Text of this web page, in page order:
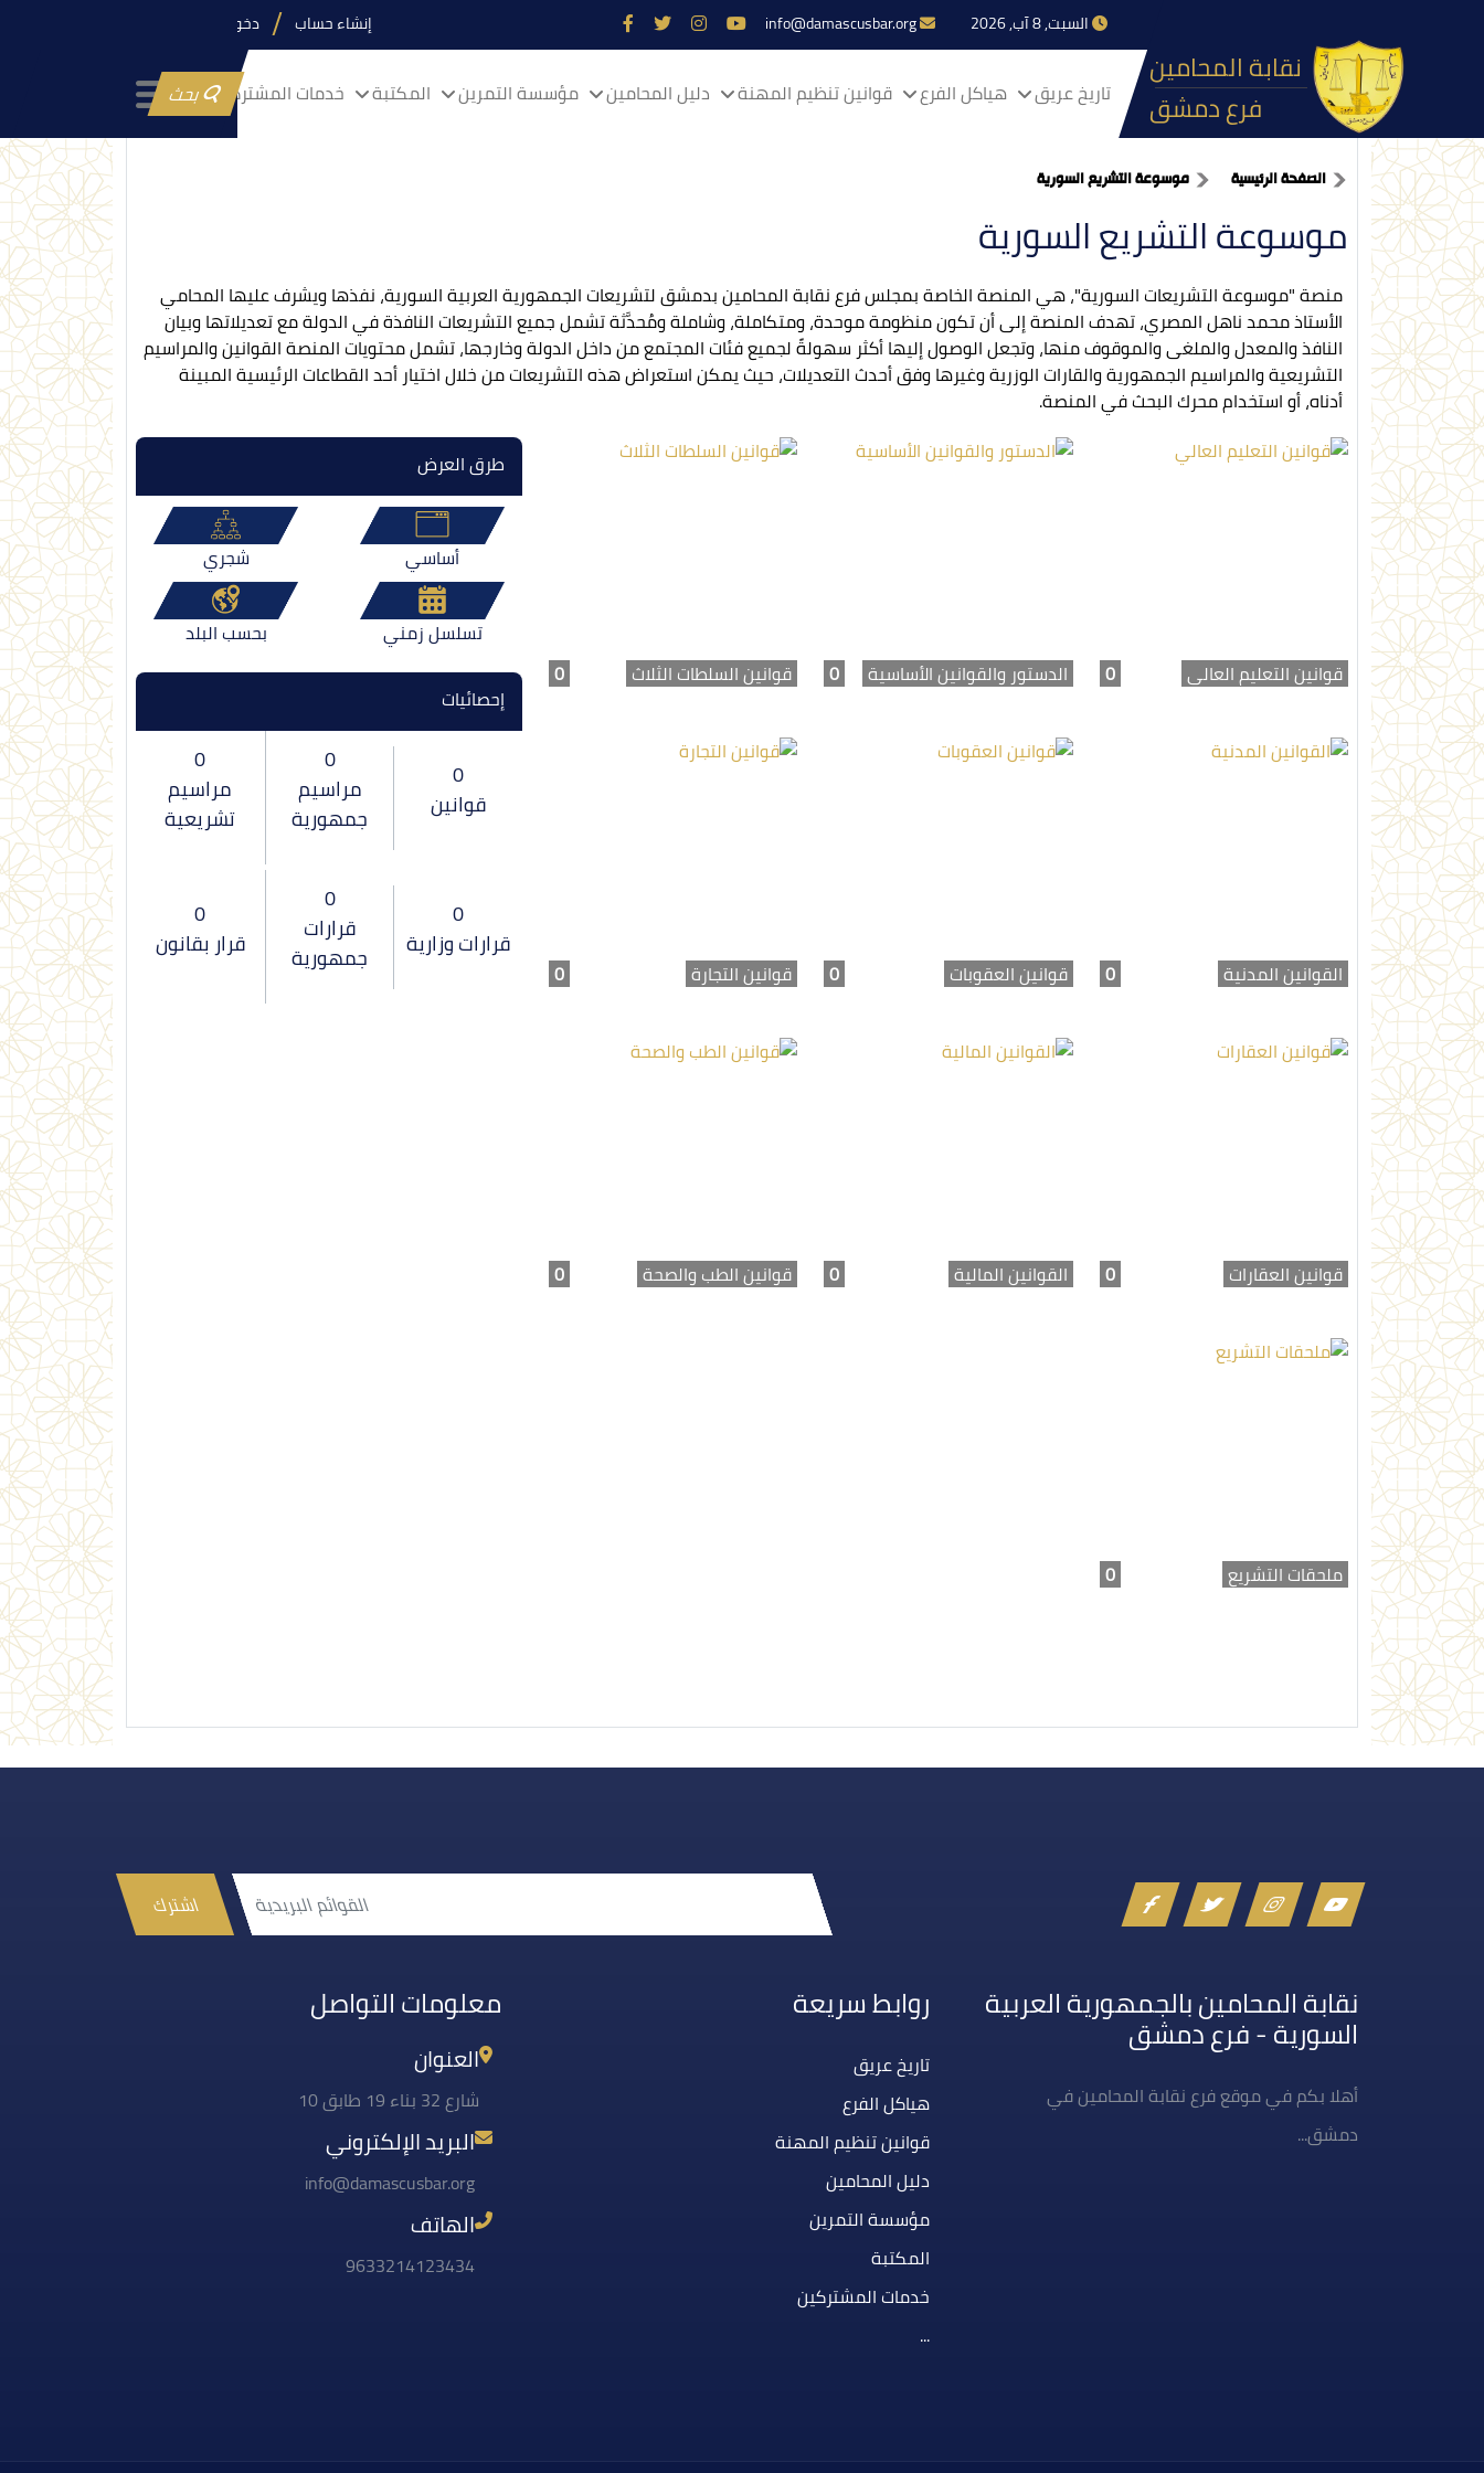
دخول إنشاء حساب info@damascusbar.org السبت, 8 آب, 2026
تاريخ عريق هياكل الفرع قوانين تنظيم المهنة دليل المحامين مؤسسة التمرين المكتبة خدمات المشتركينبحث
نقابة المحامين
فرع دمشق
الصفحة الرئيسية موسوعة التشريع السورية
موسوعة التشريع السورية
منصة "موسوعة التشريعات السورية"، هي المنصة الخاصة بمجلس فرع نقابة المحامين بدمشق لتشريعات الجمهورية العربية السورية، نفذها ويشرف عليها المحامي
الأستاذ محمد ناهل المصري، تهدف المنصة إلى أن تكون منظومة موحدة، ومتكاملة، وشاملة ومُحدَّثة تشمل جميع التشريعات النافذة في الدولة مع تعديلاتها وبيان
النافذ والمعدل والملغى والموقوف منها، وتجعل الوصول إليها أكثر سهولةً لجميع فئات المجتمع من داخل الدولة وخارجها، تشمل محتويات المنصة القوانين والمراسيم
التشريعية والمراسيم الجمهورية والقارات الوزرية وغيرها وفق أحدث التعديلات، حيث يمكن استعراض هذه التشريعات من خلال اختيار أحد القطاعات الرئيسية المبينة
أدناه، أو استخدام محرك البحث في المنصة.
قوانين التعليم العالي 0 الدستور والقوانين الأساسية 0 قوانين السلطات الثلاث 0
القوانين المدنية 0 قوانين العقوبات 0 قوانين التجارة 0
قوانين العقارات 0 القوانين المالية 0 قوانين الطب والصحة 0
ملحقات التشريع 0
طرق العرض
أساسي شجري
تسلسل زمني
بحسب البلد
إحصائيات
0
قوانين
0
مراسيم
جمهورية
0
مراسيم
تشريعية
0
قرارات وزارية
0
قرارات
جمهورية
0
قرار بقانون
اشترك
نقابة المحامين بالجمهورية العربية
السورية - فرع دمشق
أهلا بكم في موقع فرع نقابة المحامين في
دمشق...
روابط سريعة
تاريخ عريق
هياكل الفرع
قوانين تنظيم المهنة
دليل المحامين
مؤسسة التمرين
المكتبة
خدمات المشتركين
...
معلومات التواصل
العنوان
شارع 32 بناء 19 طابق 10
البريد الإلكتروني
info@damascusbar.org
الهاتف
9633214123434